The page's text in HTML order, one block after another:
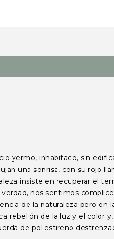
yermo, inhabitado, sin
una sonrisa, con su rojo
insiste en recuperar el
nos sentimos
de la naturaleza pero en
rebelión de la luz y el color
de poliestireno